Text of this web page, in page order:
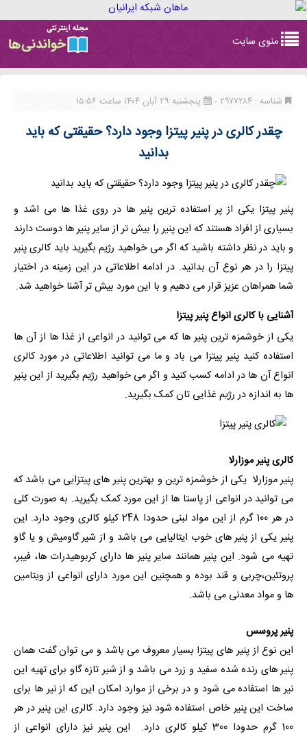
navigation
منوی سایت
شناسه : ۲۹۷۷۲۸۴ - پنجشنبه ۲۹ آبان ۱۴۰۴ ساعت ۱۵:۵۶
چقدر کالری در پنیر پیتزا وجود دارد؟ حقیقتی که باید
بدانید
پنیر پیتزا یکی از پر استفاده ترین پنیر ها در روی غذا ها می اشد و
بسیاری از افراد هستند که این پنیر را بیش تر از سایر پنیر ها دوست دارند
و باید در نظر داشته باشید که اگر می خواهید رژیم بگیرید باید کالری پنیر
پیتزا را در هر نوع آن بدانید. در ادامه اطلاعاتی در این زمینه در اختیار
شما همراهان عزیز قرار می دهیم و با این مورد بیش تر آشنا خواهید شد.
آشنایی با کالری انواع پنیر پیتزا
یکی از خوشمزه ترین پنیر ها که می توانید در انواعی از غذا ها از آن ها
استفاده کنید پنیر پیتزا می باد و ما می توانید اطلاعاتی در مورد کالری
انواع آن ها در ادامه کسب کنید و اگر می خواهید رژیم بگیرید از این پنیر
ها به اندازه در رژیم غذایی تان کمک بگیرید.
کالری پنیر موزارلا
پنیر موزارلا یکی از خوشمزه ترین و بهترین پنیر های پیتزایی می باشد که
می توانید در انواعی از پاستا ها از این مورد کمک بگیرید. به صورت کلی
در هر 100 گرم از این مواد لبنی حدودا 248 کیلو کالری وجود دارد. این
پنیر یکی از پنیر های خوب ایتالیایی می باشد و از شیر گاومیش و یا گاو
تهیه می شود. این پنیر همانند سایر پنیر ها دارای کربوهیدرات ها، فیبر،
پروتئین،چربی و قند بوده و همچنین این مورد دارای انواعی از ویتامین
ها و مواد معدنی می باشد.
پنیر پروسس
این نوع از پنیر های پیتزا بسیار معروف می باشد و می توان گفت همان
پنیر های رنده شده سفید و زرد می باشد و از شیر تازه گاو برای تهیه این
نیر ها استفاده می شود و در برخی از موارد امکان این که از نیر ها برای
ساخت این پنیر خاص استفاده شود نیز وجود دارد. کالری این پنیر در هر
100 گرم حدودا 300 کیلو کالری دارد. این پنیر نیز دارای انواعی از